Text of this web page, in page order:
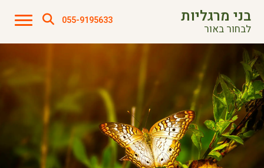
בני מרגליות
לבחור באור
055-9195633